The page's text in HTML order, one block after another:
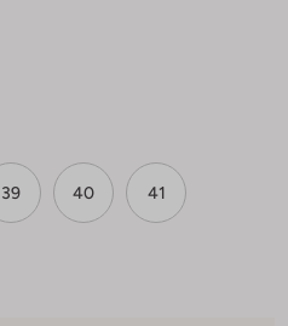
39 40 41